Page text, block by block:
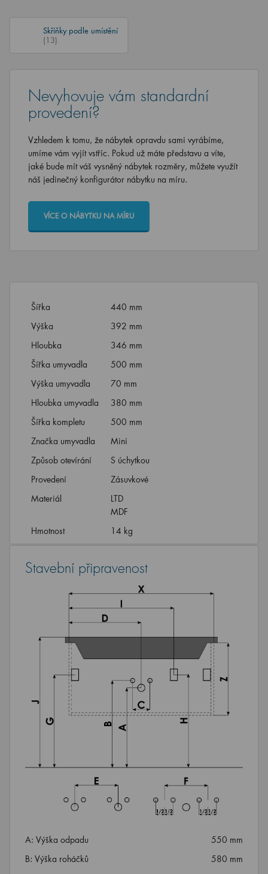
Skříňky podle umístění
(13)
Nevyhovuje vám standardní
provedení?
Vzhledem k tomu, že nábytek opravdu sami vyrábíme,
umíme vám vyjít vstříc. Pokud už máte představu a víte,
jaké bude mít váš vysněný nábytek rozměry, můžete využít
náš jedinečný konfigurátor nábytku na míru.
VÍCE O NÁBYTKU NA MÍRU
Šířka
440 mm
Výška
392 mm
Hloubka
346 mm
Šířka umyvadla
500 mm
Výška umyvadla
70 mm
Hloubka umyvadla
380 mm
Šířka kompletu
500 mm
Značka umyvadla
Mini
Způsob otevírání
S úchytkou
Provedení
Zásuvkové
Materiál
LTD
MDF
Hmotnost
14 kg
Stavební připravenost
A: Výška odpadu
550 mm
B: Výška roháčků
580 mm